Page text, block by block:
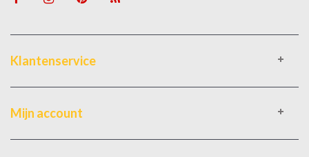
Klantenservice
Mijn account